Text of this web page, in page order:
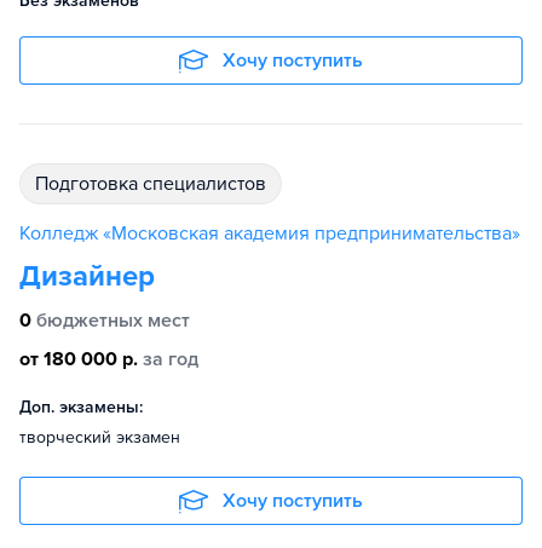
Хочу поступить
подготовка специалистов
Колледж «Московская академия предпринимательства»
Дизайнер
0 бюджетных мест
от 180 000 р. за год
Доп. экзамены:
творческий экзамен
Хочу поступить